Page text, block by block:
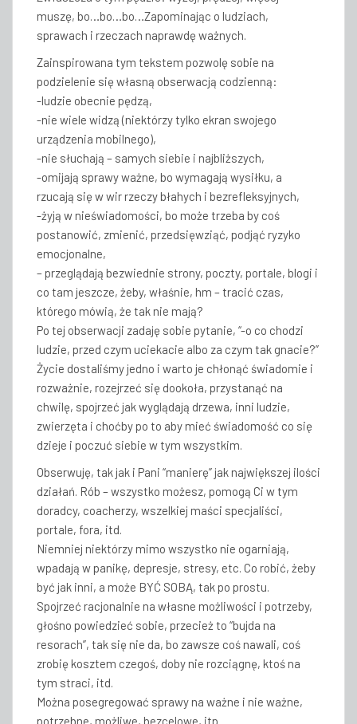
muszę, bo…bo…bo…Zapominając o ludziach,
sprawach i rzeczach naprawdę ważnych.
Zainspirowana tym tekstem pozwolę sobie na
podzielenie się własną obserwacją codzienną:
-ludzie obecnie pędzą,
-nie wiele widzą (niektórzy tylko ekran swojego
urządzenia mobilnego),
-nie słuchają – samych siebie i najbliższych,
-omijają sprawy ważne, bo wymagają wysiłku, a
rzucają się w wir rzeczy błahych i bezrefleksyjnych,
-żyją w nieświadomości, bo może trzeba by coś
postanowić, zmienić, przedsięwziąć, podjąć ryzyko
emocjonalne,
– przeglądają bezwiednie strony, poczty, portale, blogi i
co tam jeszcze, żeby, właśnie, hm – tracić czas,
którego mówią, że tak nie mają?
Po tej obserwacji zadaję sobie pytanie, “-o co chodzi
ludzie, przed czym uciekacie albo za czym tak gnacie?”
Życie dostaliśmy jedno i warto je chłonąć świadomie i
rozważnie, rozejrzeć się dookoła, przystanąć na
chwilę, spojrzeć jak wyglądają drzewa, inni ludzie,
zwierzęta i choćby po to aby mieć świadomość co się
dzieje i poczuć siebie w tym wszystkim.
Obserwuję, tak jak i Pani “manierę” jak największej ilości
działań. Rób – wszystko możesz, pomogą Ci w tym
doradcy, coacherzy, wszelkiej maści specjaliści,
portale, fora, itd.
Niemniej niektórzy mimo wszystko nie ogarniają,
wpadają w panikę, depresje, stresy, etc. Co robić, żeby
być jak inni, a może BYĆ SOBĄ, tak po prostu.
Spojrzeć racjonalnie na własne możliwości i potrzeby,
głośno powiedzieć sobie, przecież to “bujda na
resorach”, tak się nie da, bo zawsze coś nawali, coś
zrobię kosztem czegoś, doby nie rozciągnę, ktoś na
tym straci, itd.
Można posegregować sprawy na ważne i nie ważne,
potrzebne, możliwe, bezcelowe, itp.